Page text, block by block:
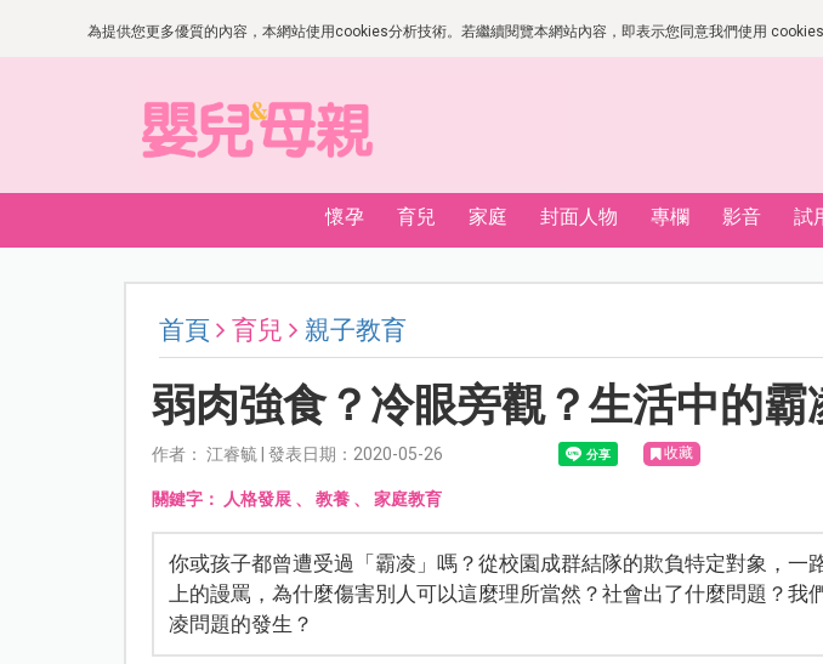
為提供您更多優質的內容，本網站使用cookies分析技術。若繼續閱覽本網站內容，即表示您同意我們使用
懷孕 育兒 家庭 封面人物 專欄 影音 試
首頁 育兒 親子教育
弱肉強食？冷眼旁觀？生活中的霸
作者： 江睿毓 | 發表日期：2020-05-26 收藏
關鍵字： 人格發展、 教養、 家庭教育
你或孩子都曾遭受過「霸凌」嗎？從校園成群結隊的欺負特定對象，一
上的謾罵，為什麼傷害別人可以這麼理所當然？社會出了什麼問題？我
凌問題的發生？